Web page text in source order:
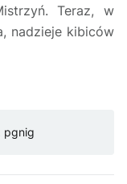
Teraz, w
nadzieje kibiców
pgnig